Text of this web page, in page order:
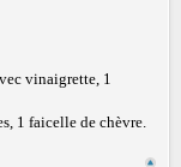
vinaigrette, 1
1 faicelle de chèvre.